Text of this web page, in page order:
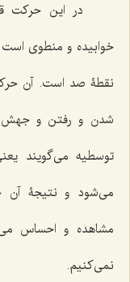
در این حرکت
خوابیده و منطوی
نقطۀ صد است. آن
شدن و رفتن و جهش
توسطیه می‌گویند
می‌شود و نتیجۀ آن
مشاهده و احساس
نمی‌کنیم.